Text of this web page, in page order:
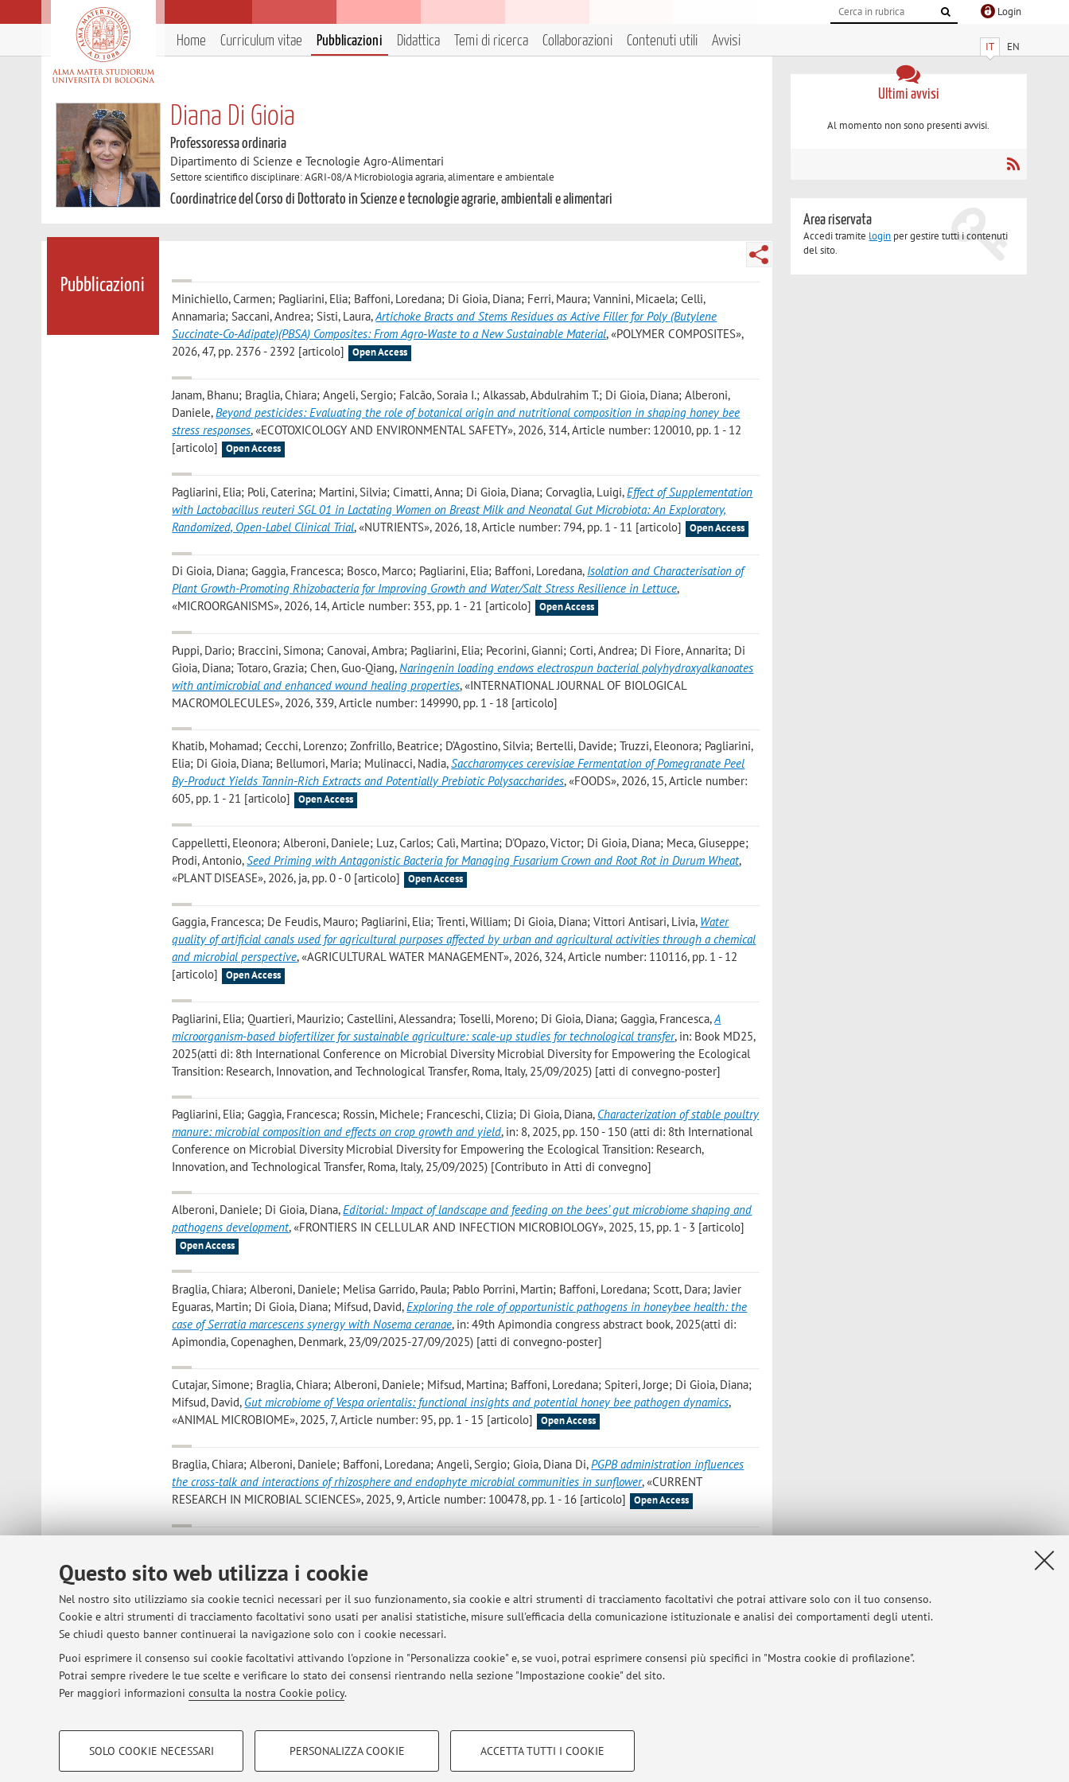
Questo sito web utilizza i cookie
Nel nostro sito utilizziamo sia cookie tecnici necessari per il suo funzionamento, sia cookie e altri strumenti di tracciamento facoltativi che potrai attivare solo con il tuo consenso.
Cookie e altri strumenti di tracciamento facoltativi sono usati per analisi statistiche, misure sull'efficacia della comunicazione istituzionale e analisi dei comportamenti degli utenti.
Se chiudi questo banner continuerai la navigazione solo con i cookie necessari.
Puoi esprimere il consenso sui cookie facoltativi attivando l'opzione in "Personalizza cookie" e, se vuoi, potrai esprimere consensi più specifici in "Mostra cookie di profilazione".
Potrai sempre rivedere le tue scelte e verificare lo stato dei consensi rientrando nella sezione "Impostazione cookie" del sito.
Per maggiori informazioni consulta la nostra Cookie policy.
COOKIE DI PROFILAZIONE - FACOLTATIVI COOKIE TECNICI - NECESSARI
SOLO COOKIE NECESSARI PERSONALIZZA COOKIE ACCETTA TUTTI I COOKIE
Login
IT EN
Home Curriculum vitae Pubblicazioni Didattica Temi di ricerca Collaborazioni Contenuti utili Avvisi
Diana Di Gioia
Professoressa ordinaria
Dipartimento di Scienze e Tecnologie Agro-Alimentari
Settore scientifico disciplinare: AGRI-08/A Microbiologia agraria, alimentare e ambientale
Coordinatrice del Corso di Dottorato in Scienze e tecnologie agrarie, ambientali e alimentari
Pubblicazioni
Minichiello, Carmen; Pagliarini, Elia; Baffoni, Loredana; Di Gioia, Diana; Ferri, Maura; Vannini, Micaela; Celli,
Annamaria; Saccani, Andrea; Sisti, Laura,Artichoke Bracts and Stems Residues as Active Filler for Poly (Butylene
Succinate‐Co‐Adipate)(PBSA) Composites: From Agro‐Waste to a New Sustainable Material, «POLYMER COMPOSITES»,
2026, 47, pp. 2376 - 2392 [articolo]
Open Access
Janam, Bhanu; Braglia, Chiara; Angeli, Sergio; Falcão, Soraia I.; Alkassab, Abdulrahim T.; Di Gioia, Diana; Alberoni,
Daniele,Beyond pesticides: Evaluating the role of botanical origin and nutritional composition in shaping honey bee
stress responses, «ECOTOXICOLOGY AND ENVIRONMENTAL SAFETY», 2026, 314, Article number: 120010, pp. 1 - 12
[articolo]
Open Access
Pagliarini, Elia; Poli, Caterina; Martini, Silvia; Cimatti, Anna; Di Gioia, Diana; Corvaglia, Luigi,Effect of Supplementation
with Lactobacillus reuteri SGL 01 in Lactating Women on Breast Milk and Neonatal Gut Microbiota: An Exploratory,
Randomized, Open-Label Clinical Trial, «NUTRIENTS», 2026, 18, Article number: 794, pp. 1 - 11 [articolo] Open Access
Di Gioia, Diana; Gaggìa, Francesca; Bosco, Marco; Pagliarini, Elia; Baffoni, Loredana, Isolation and Characterisation of
Plant Growth-Promoting Rhizobacteria for Improving Growth and Water/Salt Stress Resilience in Lettuce,
«MICROORGANISMS», 2026, 14, Article number: 353, pp. 1 - 21 [articolo]
Open Access
Puppi, Dario; Braccini, Simona; Canovai, Ambra; Pagliarini, Elia; Pecorini, Gianni; Corti, Andrea; Di Fiore, Annarita; Di
Gioia, Diana; Totaro, Grazia; Chen, Guo-Qiang,Naringenin loading endows electrospun bacterial polyhydroxyalkanoates
with antimicrobial and enhanced wound healing properties, «INTERNATIONAL JOURNAL OF BIOLOGICAL
MACROMOLECULES», 2026, 339, Article number: 149990, pp. 1 - 18 [articolo]
Khatib, Mohamad; Cecchi, Lorenzo; Zonfrillo, Beatrice; D’Agostino, Silvia; Bertelli, Davide; Truzzi, Eleonora; Pagliarini,
Elia; Di Gioia, Diana; Bellumori, Maria; Mulinacci, Nadia,Saccharomyces cerevisiae Fermentation of Pomegranate Peel
By-Product Yields Tannin-Rich Extracts and Potentially Prebiotic Polysaccharides, «FOODS», 2026, 15, Article number:
605, pp. 1 - 21 [articolo]
Open Access
Cappelletti, Eleonora; Alberoni, Daniele; Luz, Carlos; Calì, Martina; D'Opazo, Victor; Di Gioia, Diana; Meca, Giuseppe;
Prodi, Antonio,Seed Priming with Antagonistic Bacteria for Managing Fusarium Crown and Root Rot in Durum Wheat,
«PLANT DISEASE», 2026, ja, pp. 0 - 0 [articolo]
Open Access
Gaggia, Francesca; De Feudis, Mauro; Pagliarini, Elia; Trenti, William; Di Gioia, Diana; Vittori Antisari, Livia, Water
quality of artificial canals used for agricultural purposes affected by urban and agricultural activities through a chemical
and microbial perspective, «AGRICULTURAL WATER MANAGEMENT», 2026, 324, Article number: 110116, pp. 1 - 12
[articolo]
Open Access
Pagliarini, Elia; Quartieri, Maurizio; Castellini, Alessandra; Toselli, Moreno; Di Gioia, Diana; Gaggìa, Francesca,A
microorganism-based biofertilizer for sustainable agriculture: scale-up studies for technological transfer, in: Book MD25,
2025(atti di: 8th International Conference on Microbial Diversity Microbial Diversity for Empowering the Ecological
Transition: Research, Innovation, and Technological Transfer, Roma, Italy, 25/09/2025) [atti di convegno-poster]
Pagliarini, Elia; Gaggìa, Francesca; Rossin, Michele; Franceschi, Clizia; Di Gioia, Diana, Characterization of stable poultry
manure: microbial composition and effects on crop growth and yield, in: 8, 2025, pp. 150 - 150 (atti di: 8th International
Conference on Microbial Diversity Microbial Diversity for Empowering the Ecological Transition: Research,
Innovation, and Technological Transfer, Roma, Italy, 25/09/2025) [Contributo in Atti di convegno]
Alberoni, Daniele; Di Gioia, Diana,Editorial: Impact of landscape and feeding on the bees’ gut microbiome shaping and
pathogens development, «FRONTIERS IN CELLULAR AND INFECTION MICROBIOLOGY», 2025, 15, pp. 1 - 3 [articolo]
Open Access
Braglia, Chiara; Alberoni, Daniele; Melisa Garrido, Paula; Pablo Porrini, Martin; Baffoni, Loredana; Scott, Dara; Javier
Eguaras, Martin; Di Gioia, Diana; Mifsud, David,Exploring the role of opportunistic pathogens in honeybee health: the
case of Serratia marcescens synergy with Nosema ceranae, in: 49th Apimondia congress abstract book, 2025(atti di:
Apimondia, Copenaghen, Denmark, 23/09/2025-27/09/2025) [atti di convegno-poster]
Cutajar, Simone; Braglia, Chiara; Alberoni, Daniele; Mifsud, Martina; Baffoni, Loredana; Spiteri, Jorge; Di Gioia, Diana;
Mifsud, David, Gut microbiome of Vespa orientalis: functional insights and potential honey bee pathogen dynamics,
«ANIMAL MICROBIOME», 2025, 7, Article number: 95, pp. 1 - 15 [articolo]
Open Access
Braglia, Chiara; Alberoni, Daniele; Baffoni, Loredana; Angeli, Sergio; Gioia, Diana Di,PGPB administration influences
the cross-talk and interactions of rhizosphere and endophyte microbial communities in sunflower, «CURRENT
RESEARCH IN MICROBIAL SCIENCES», 2025, 9, Article number: 100478, pp. 1 - 16 [articolo]
Open Access
loaded with eugenol, in: TERMIS EU 2025 - Tissue Engineering International & Regenerative Medicine Society, 2025,
pp. 1 - 16 (atti di: TERMIS EU 2025 - Tissue Engineering International & Regenerative Medicine Society | Programme
- Tissue Engineering and Regenerative Medicine International Society, Freiburg, Germany, 21/05/2025) [Contributo
in Atti di convegno]
1 2 3 4 5
Ultimi avvisi
Al momento non sono presenti avvisi.
Area riservata
Accedi tramite login per gestire tutti i contenuti
del sito.
© 2026 - ALMA MATER STUDIORUM - Università di Bologna - Via Zamboni, 33 - 40126 Bologna - Partita IVA: 01131710376